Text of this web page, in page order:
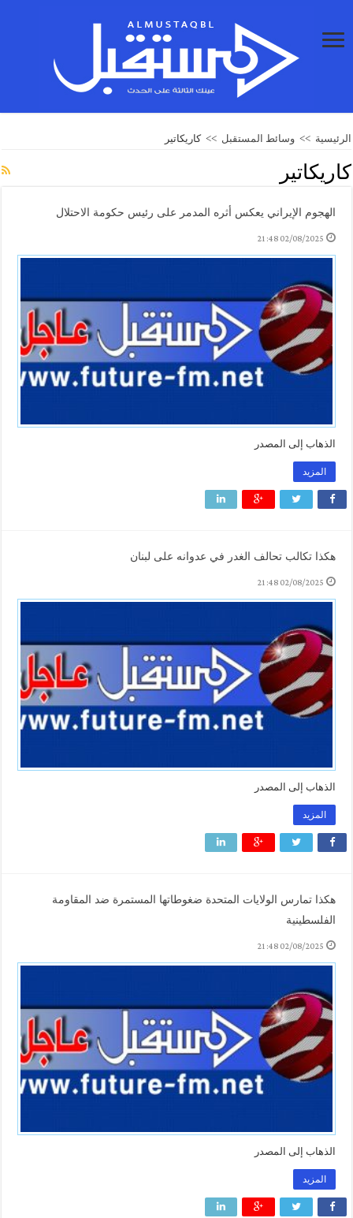
الرئيسية >> وسائط المستقبل >> كاريكاتير
كاريكاتير
الهجوم الإيراني يعكس أثره المدمر على رئيس حكومة الاحتلال
02/08/2025 21:48
الذهاب إلى المصدر
المزيد
هكذا تكالب تحالف الغدر في عدوانه على لبنان
02/08/2025 21:48
الذهاب إلى المصدر
المزيد
هكذا تمارس الولايات المتحدة ضغوطاتها المستمرة ضد المقاومة
الفلسطينية
02/08/2025 21:48
الذهاب إلى المصدر
المزيد